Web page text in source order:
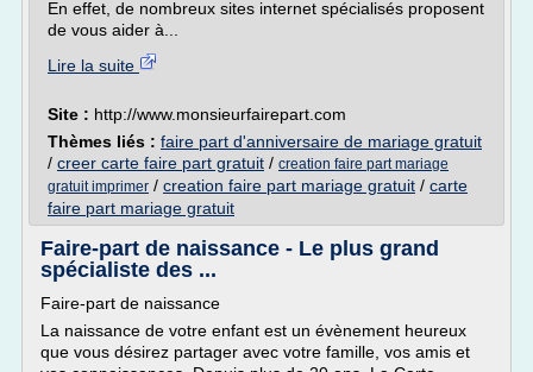
En effet, de nombreux sites internet spécialisés proposent
de vous aider à...
Lire la suite
Site : http://www.monsieurfairepart.com
Thèmes liés : faire part d'anniversaire de mariage gratuit
/ creer carte faire part gratuit / creation faire part mariage
gratuit imprimer / creation faire part mariage gratuit / carte
faire part mariage gratuit
Faire-part de naissance - Le plus grand
spécialiste des ...
Faire-part de naissance
La naissance de votre enfant est un évènement heureux
que vous désirez partager avec votre famille, vos amis et